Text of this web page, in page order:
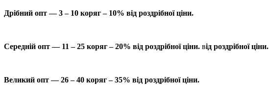
Дрібний опт — 3 – 10 коряг – 10% від роздрібної ціни.
Середній опт — 11 – 25 коряг – 20% від роздрібної ціни. від роздрібної ціни.
Великий опт — 26 – 40 коряг – 35% від роздрібної ціни.